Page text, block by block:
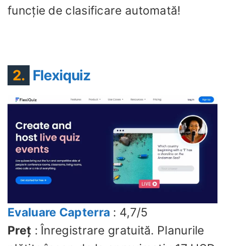
funcție de clasificare automată!
2. Flexiquiz
Evaluare Capterra : 4,7/5
Preț : Înregistrare gratuită. Planurile